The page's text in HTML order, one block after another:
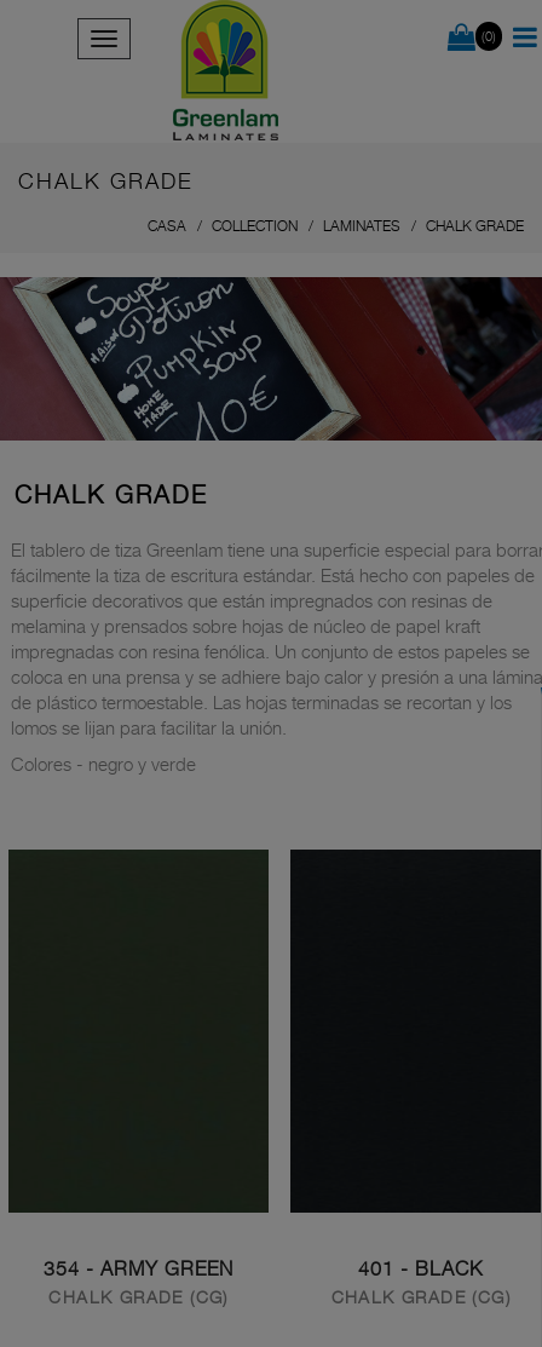
(0)
CHALK GRADE
CASA COLLECTION LAMINATES CHALK GRADE
CHALK GRADE
El tablero de tiza Greenlam tiene una superficie especial para
fácilmente la tiza de escritura estándar. Está hecho con papeles de
superficie decorativos que están impregnados con resinas de
melamina y prensados ​​sobre hojas de núcleo de papel kraft
impregnadas con resina fenólica. Un conjunto de estos papeles se
coloca en una prensa y se adhiere bajo calor y presión a una lámina
de plástico termoestable. Las hojas terminadas se recortan y los
lomos se lijan para facilitar la unión.
Colores - negro y verde
354 - ARMY GREEN
CHALK GRADE (CG)
401 - BLACK
CHALK GRADE (CG)